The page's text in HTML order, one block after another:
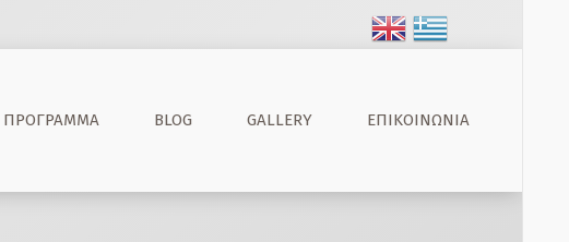
ΠΡΌΓΡΑΜΜΑ BLOG GALLERY ΕΠΙΚΟΙΝΩΝΊΑ